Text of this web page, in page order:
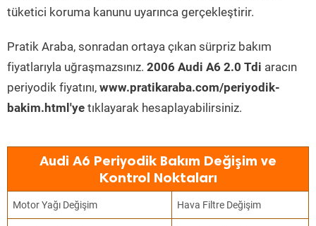
tüketici koruma kanunu uyarınca gerçekleştirir.
Pratik Araba, sonradan ortaya çıkan sürpriz bakım
fiyatlarıyla uğraşmazsınız. 2006 Audi A6 2.0 Tdi aracın
periyodik fiyatını, www.pratikaraba.com/periyodik-
bakim.html'ye tıklayarak hesaplayabilirsiniz.
Audi A6 Periyodik Bakım Değişim ve
Kontrol Noktaları
Motor Yağı Değişim Hava Filtre Değişim